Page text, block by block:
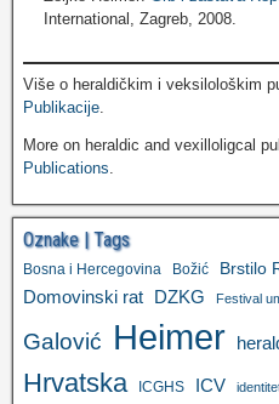
International, Zagreb, 2008.
Više o heraldičkim i veksilološkim
Publikacije
More on heraldic and vexilloligcal
Publications
Oznake | Tags
Bosna i Hercegovina Božić Brstilo
Domovinski rat DZKG Festival
Galović Heimer
Hrvatska ICGHS ICV